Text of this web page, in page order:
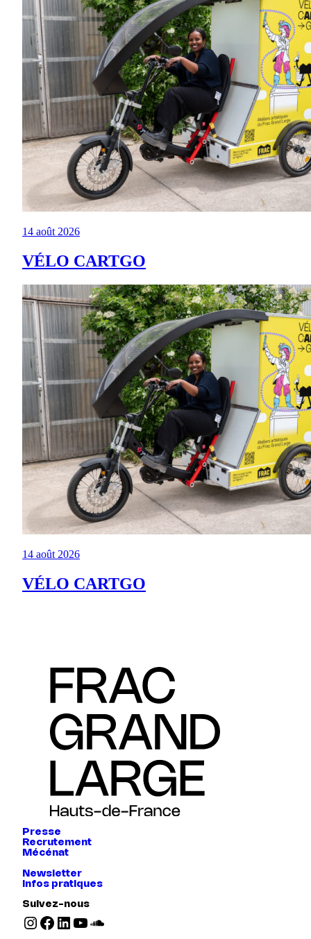
14 août 2026
VÉLO CARTGO
14 août 2026
VÉLO CARTGO
Presse
Recrutement
Mécénat
Newsletter
Infos pratiques
Suivez-nous
Instagram Facebook LinkedIn YouTube SoundCloud